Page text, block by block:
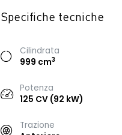
Specifiche tecniche
Cilindrata
999 cm3
Potenza
125 CV (92 kW)
Trazione